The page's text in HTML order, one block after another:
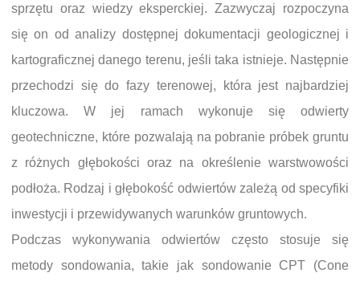
sprzętu oraz wiedzy eksperckiej. Zazwyczaj rozpoczyna
się on od analizy dostępnej dokumentacji geologicznej i
kartograficznej danego terenu, jeśli taka istnieje. Następnie
przechodzi się do fazy terenowej, która jest najbardziej
kluczowa. W jej ramach wykonuje się odwierty
geotechniczne, które pozwalają na pobranie próbek gruntu
z różnych głębokości oraz na określenie warstwowości
podłoża. Rodzaj i głębokość odwiertów zależą od specyfiki
inwestycji i przewidywanych warunków gruntowych.
Podczas wykonywania odwiertów często stosuje się
metody sondowania, takie jak sondowanie CPT (Cone